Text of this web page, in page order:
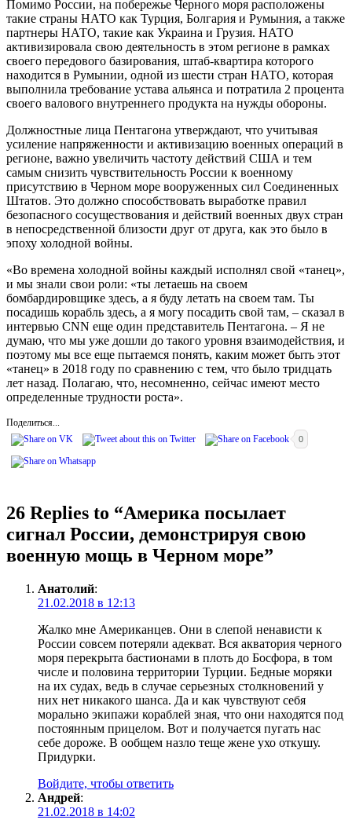
Помимо России, на побережье Черного моря расположены
такие страны НАТО как Турция, Болгария и Румыния, а также
партнеры НАТО, такие как Украина и Грузия. НАТО
активизировала свою деятельность в этом регионе в рамках
своего передового базирования, штаб-квартира которого
находится в Румынии, одной из шести стран НАТО, которая
выполнила требование устава альянса и потратила 2 процента
своего валового внутреннего продукта на нужды обороны.
Должностные лица Пентагона утверждают, что учитывая
усиление напряженности и активизацию военных операций в
регионе, важно увеличить частоту действий США и тем
самым снизить чувствительность России к военному
присутствию в Черном море вооруженных сил Соединенных
Штатов. Это должно способствовать выработке правил
безопасного сосуществования и действий военных двух стран
в непосредственной близости друг от друга, как это было в
эпоху холодной войны.
«Во времена холодной войны каждый исполнял свой «танец»,
и мы знали свои роли: «ты летаешь на своем
бомбардировщике здесь, а я буду летать на своем там. Ты
посадишь корабль здесь, а я могу посадить свой там, – сказал в
интервью CNN еще один представитель Пентагона. – Я не
думаю, что мы уже дошли до такого уровня взаимодействия, и
поэтому мы все еще пытаемся понять, каким может быть этот
«танец» в 2018 году по сравнению с тем, что было тридцать
лет назад. Полагаю, что, несомненно, сейчас имеют место
определенные трудности роста».
Поделиться...
0
26 Replies to “Америка посылает
сигнал России, демонстрируя свою
военную мощь в Черном море”
Анатолий:
21.02.2018 в 12:13
Жалко мне Американцев. Они в слепой ненависти к
России совсем потеряли адекват. Вся акватория черного
моря перекрыта бастионами в плоть до Босфора, в том
числе и половина территории Турции. Бедные моряки
на их судах, ведь в случае серьезных столкновений у
них нет никакого шанса. Да и как чувствуют себя
морально экипажи кораблей зная, что они находятся под
постоянным прицелом. Вот и получается пугать нас
себе дороже. В ообщем назло теще жене ухо откушу.
Придурки.
Войдите, чтобы ответить
Андрей:
21.02.2018 в 14:02